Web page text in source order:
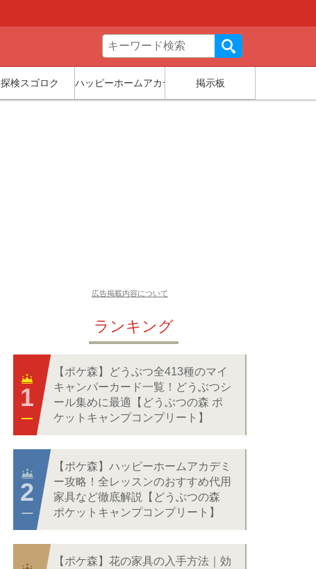
探検スゴロク ハッピーホームアカデミー 掲示板
広告掲載内容について
ランキング
【ポケ森】どうぶつ全413種のマイ
キャンパーカード一覧！どうぶつシ
ール集めに最適【どうぶつの森 ポ
ケットキャンプコンプリート】
【ポケ森】ハッピーホームアカデミ
ー攻略！全レッスンのおすすめ代用
家具など徹底解説【どうぶつの森
ポケットキャンプコンプリート】
【ポケ森】花の家具の入手方法｜効